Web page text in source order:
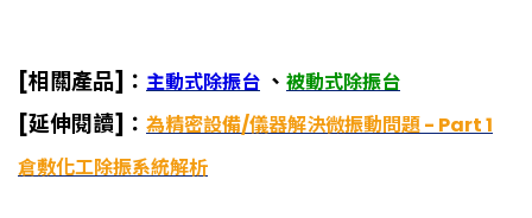
[相關產品]： 主動式除振台 、 被動式除振台
[延伸閱讀]： 為精密設備/儀器解決微振動問題 - Part 1
倉敷化工除振系統解析